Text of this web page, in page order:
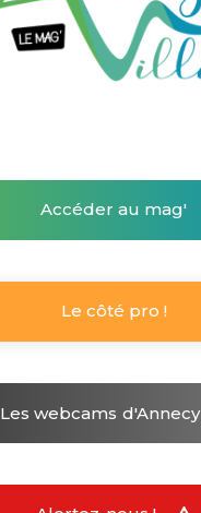
Accéder au mag'
Le côté pro !
Les webcams d'Annecy